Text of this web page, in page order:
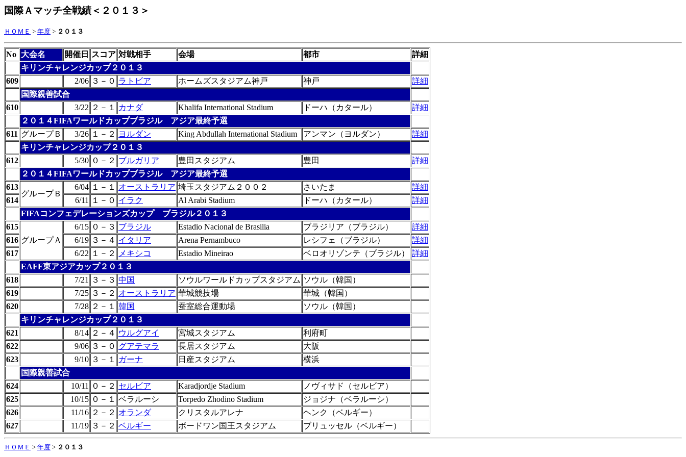
国際Ａマッチ全戦績＜２０１３＞
ＨＯＭＥ > 年度 > ２０１３
No 大会名 開催日 スコア 対戦相手 会場 都市
詳細
キリンチャレンジカップ２０１３
609
2/06 ３－０ ラトビア ホームズスタジアム神戸 神戸
詳細
国際親善試合
610
3/22 ２－１ カナダ Khalifa International Stadium ドーハ（カタール）
詳細
２０１４FIFAワールドカップブラジル アジア最終予選
611 グループＢ 3/26 １－２ ヨルダン King Abdullah International Stadium アンマン（ヨルダン）
詳細
キリンチャレンジカップ２０１３
612
5/30 ０－２ ブルガリア 豊田スタジアム 豊田
詳細
２０１４FIFAワールドカップブラジル アジア最終予選
613
グループＢ
6/04 １－１ オーストラリア 埼玉スタジアム２００２ さいたま
詳細
614
6/11 １－０ イラク Al Arabi Stadium ドーハ（カタール）
詳細
FIFAコンフェデレーションズカップ ブラジル２０１３
615
グループＡ
6/15 ０－３ ブラジル Estadio Nacional de Brasilia ブラジリア（ブラジル）
詳細
616
6/19 ３－４ イタリア Arena Pernambuco レシフェ（ブラジル）
詳細
617
6/22 １－２ メキシコ Estadio Mineirao ベロオリゾンテ（ブラジル）
詳細
EAFF東アジアカップ２０１３
618
7/21 ３－３ 中国 ソウルワールドカップスタジアム ソウル（韓国）
619
7/25 ３－２ オーストラリア 華城競技場
華城（韓国）
620
7/28 ２－１ 韓国 蚕室総合運動場
ソウル（韓国）
キリンチャレンジカップ２０１３
621
8/14 ２－４ ウルグアイ 宮城スタジアム
利府町
622
9/06 ３－０ グアテマラ 長居スタジアム
大阪
623
9/10 ３－１ ガーナ 日産スタジアム
横浜
国際親善試合
624
10/11 ０－２ セルビア Karadjordje Stadium
ノヴィサド（セルビア）
625
10/15 ０－１ ベラルーシ Torpedo Zhodino Stadium
ジョジナ（ベラルーシ）
626
11/16 ２－２ オランダ クリスタルアレナ
ヘンク（ベルギー）
627
11/19 ３－２ ベルギー ボードワン国王スタジアム ブリュッセル（ベルギー）
ＨＯＭＥ > 年度 > ２０１３